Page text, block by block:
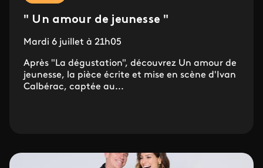
" Un amour de jeunesse "
Mardi 6 juillet à 21h05
Après "La dégustation", découvrez Un amour de
jeunesse, la pièce écrite et mise en scène d'Ivan
Calbérac, captée au...